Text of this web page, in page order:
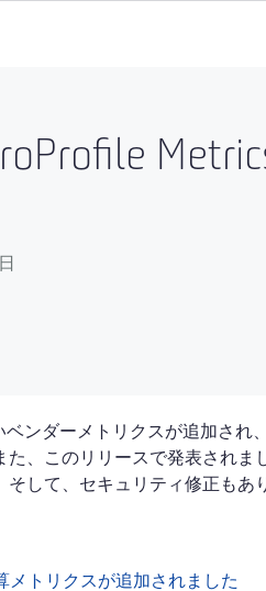
ンダーメトリクスが追加され
、このリリースで発表され
して、セキュリティ修正もあ
トリクスが追加されました